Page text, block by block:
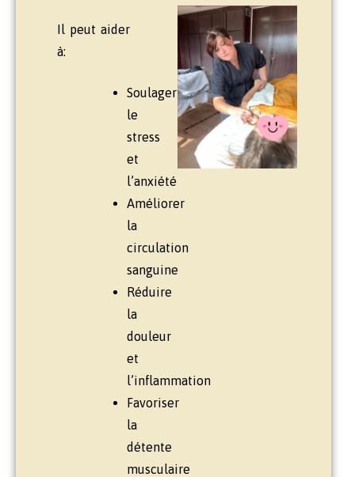
Il peut aider
à:
Soulager
le
stress
et
l’anxiété
Améliorer
la
circulation
sanguine
Réduire
la
douleur
et
l’inflammation
Favoriser
la
détente
musculaire